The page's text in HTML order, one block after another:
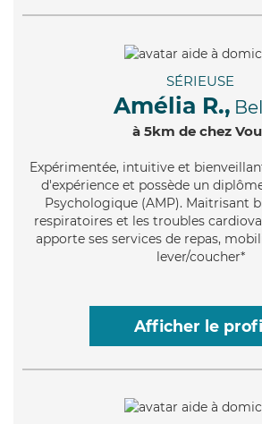
SÉRIEUSE
Amélia R.,
à 5km de chez
Expérimentée, intuitive et
d'expérience et possède un
Psychologique (AMP). Maitrisant
respiratoires et les troubles
apporte ses services de repas,
lever/coucher*
Afficher le